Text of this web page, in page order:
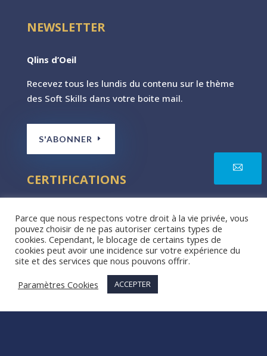
NEWSLETTER
Qlins d’Oeil
Recevez tous les lundis du contenu sur le thème
des Soft Skills dans votre boite mail.
S'ABONNER
CERTIFICATIONS
Parce que nous respectons votre droit à la vie privée, vous
pouvez choisir de ne pas autoriser certains types de
cookies. Cependant, le blocage de certains types de
cookies peut avoir une incidence sur votre expérience du
site et des services que nous pouvons offrir.
Paramètres Cookies
ACCEPTER